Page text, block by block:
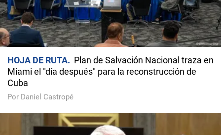
HOJA DE RUTA
Plan de Salvación Nacional traza en
Miami el "día después" para la reconstrucción de
Cuba
Por Daniel Castropé